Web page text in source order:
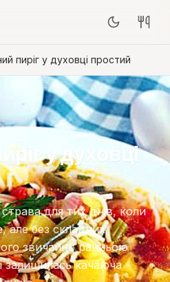
пиріг у духовці простий
у духовці
для тих днів, коли
але без складних
звичайно ранньою
залишилась качаюча